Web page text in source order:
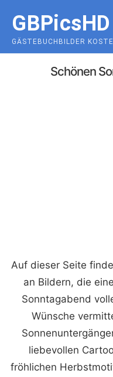
content
GBPicsHD
GÄSTEBUCHBILDER
Schönen
Auf dieser Seite
an Bildern, die
Sonntagabend
Wünsche
liebevollen
fröhlichen